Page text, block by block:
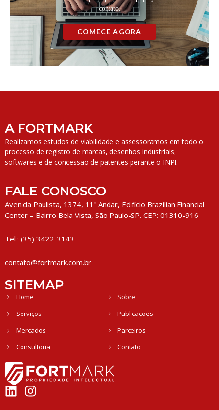
contato.
COMECE AGORA
A FORTMARK
Realizamos estudos de viabilidade e assessoramos em todo o
processo de registro de marcas, desenhos industriais,
softwares e de concessão de patentes perante o INPI.
FALE CONOSCO
Avenida Paulista, 1374, 11º Andar, Edifício Brazilian Financial
Center – Bairro Bela Vista, São Paulo-SP. CEP: 01310-916
Tel.: (35) 3422-3143
contato@fortmark.com.br
SITEMAP
Home
Serviços
Mercados
Consultoria
Sobre
Publicações
Parceiros
Contato